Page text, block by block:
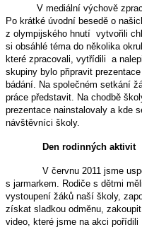
V mediální výchově
Po krátké úvodní besedě o
z olympijského hnutí vytvořili
si obsáhlé téma do několika
které zpracovali, vytřídili a
skupiny bylo připravit
bádání. Na společném setkání
práce představit. Na chodbě
prezentace nainstalovaly a kde
návštěvníci školy.
Den rodinných aktivit
V červnu 2011 jsme
s jarmarkem. Rodiče s dětmi
vystoupení žáků naší školy,
získat sladkou odměnu,
video, které jsme na akci